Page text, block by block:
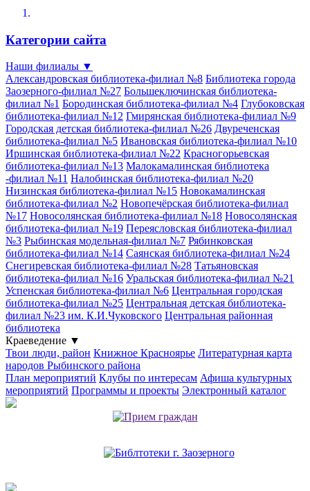
Категории сайта
Наши филиалы ▼
Александровская библиотека-филиал №8 Библиотека города
Заозерного-филиал №27 Большеключинская библиотека-
филиал №1 Бородинская библиотека-филиал №4 Глубоковская
библиотека-филиал №12 Гмирянская библиотека-филиал №9
Городская детская библиотека-филиал №26 Двуреченская
библиотека-филиал №5 Ивановская библиотека-филиал №10
Иршинская библиотека-филиал №22 Красногорьевская
библиотека-филиал №13 Малокамалинская библиотека
-филиал №11 Налобинская библиотека-филиал №20
Низинская библиотека-филиал №15 Новокамалинская
библиотека-филиал №2 Новопечёрская библиотека-филиал
№17 Новосолянская библиотека-филиал №18 Новосолянская
библиотека-филиал №19 Переясловская библиотека-филиал
№3 Рыбинская модельная-филиал №7 Рябинковская
библиотека-филиал №14 Саянская библиотека-филиал №24
Снегиревская библиотека-филиал №28 Татьяновская
библиотека-филиал №16 Уральская библиотека-филиал №21
Успенская библиотека-филиал №6 Центральная городская
библиотека-филиал №25 Центральная детская библиотека-
филиал №23 им. К.И.Чуковского Центральная районная
библиотека
Краеведение ▼
Твои люди, район Книжное Красноярье Литературная карта
народов Рыбинского района
План мероприятий Клубы по интересам Афиша культурных
мероприятий Программы и проекты Электронный каталог